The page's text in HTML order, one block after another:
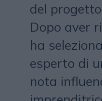
del
Dopo aver
ha
esperto di
nota